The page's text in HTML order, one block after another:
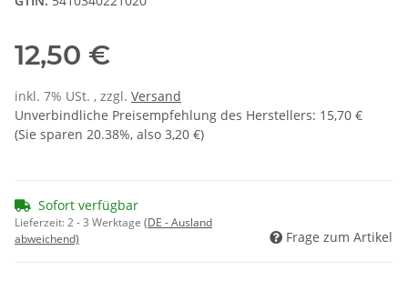
12,50 €
inkl. 7% USt. , zzgl. Versand
Unverbindliche Preisempfehlung des Herstellers: 15,70 €
(Sie sparen 20.38%, also 3,20 €)
Sofort verfügbar
Lieferzeit:2 - 3 Werktage (DE - Ausland
abweichend)
Frage zum Artikel